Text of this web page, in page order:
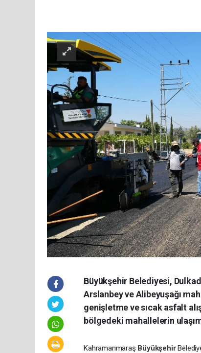
Büyükşehir Belediyesi,
Arslanbey ve Alibeyuşağı
genişletme ve sıcak asfalt
bölgedeki mahallelerin
Kahramanmaraş Büyükşehir